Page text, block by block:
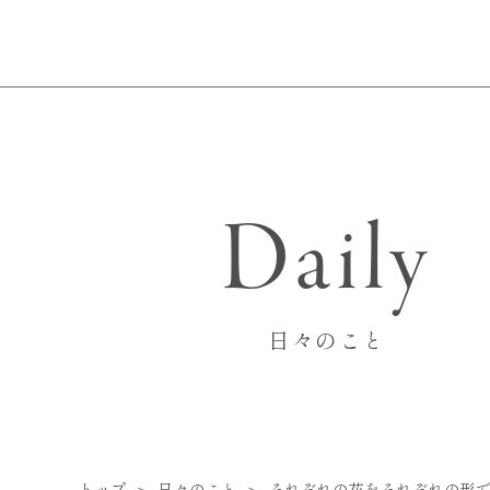
Daily
日々のこと